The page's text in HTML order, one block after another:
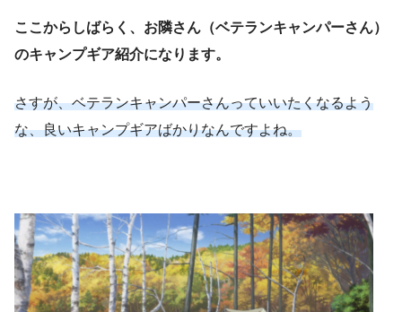
ここからしばらく、お隣さん（ベテランキャンパーさん）
のキャンプギア紹介になります。
さすが、ベテランキャンパーさんっていいたくなるよう
な、良いキャンプギアばかりなんですよね。